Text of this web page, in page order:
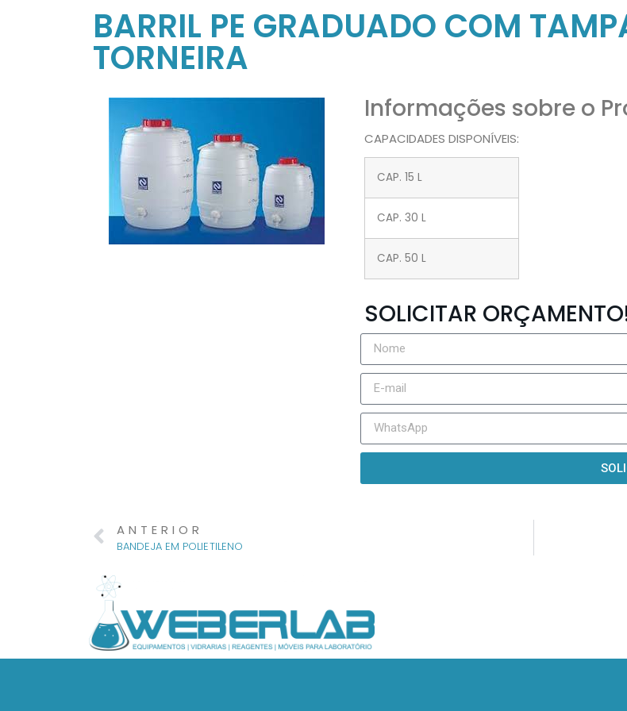
BARRIL PE GRADUADO COM
TORNEIRA
Informações sobre o
CAPACIDADES DISPONÍVEIS:
CAP. 15 L
CAP. 30 L
CAP. 50 L
SOLICITAR
ANTERIOR
BANDEJA EM POLIETILENO